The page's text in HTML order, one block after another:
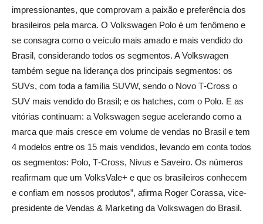
impressionantes, que comprovam a paixão e preferência dos
brasileiros pela marca. O Volkswagen Polo é um fenômeno e
se consagra como o veículo mais amado e mais vendido do
Brasil, considerando todos os segmentos. A Volkswagen
também segue na liderança dos principais segmentos: os
SUVs, com toda a família SUVW, sendo o Novo T‑Cross o
SUV mais vendido do Brasil; e os hatches, com o Polo. E as
vitórias continuam: a Volkswagen segue acelerando como a
marca que mais cresce em volume de vendas no Brasil e tem
4 modelos entre os 15 mais vendidos, levando em conta todos
os segmentos: Polo, T‑Cross, Nivus e Saveiro. Os números
reafirmam que um VolksVale+ e que os brasileiros conhecem
e confiam em nossos produtos”, afirma Roger Corassa, vice-
presidente de Vendas & Marketing da Volkswagen do Brasil.